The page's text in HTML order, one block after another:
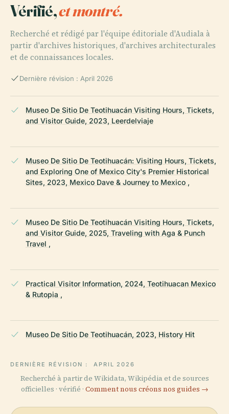
Vérifié,et montré.
Recherché et rédigé par l'équipe éditoriale d'Audiala à
partir d'archives historiques, d'archives architecturales
et de connaissances locales.
Dernière révision : April 2026
Museo De Sitio De Teotihuacán Visiting Hours, Tickets,
and Visitor Guide, 2023, Leerdelviaje
Museo De Sitio De Teotihuacán: Visiting Hours, Tickets,
and Exploring One of Mexico City's Premier Historical
Sites, 2023, Mexico Dave & Journey to Mexico ,
Museo De Sitio De Teotihuacán Visiting Hours, Tickets,
and Visitor Guide, 2025, Traveling with Aga & Punch
Travel ,
Practical Visitor Information, 2024, Teotihuacan Mexico
& Rutopia ,
Museo De Sitio De Teotihuacán, 2023, History Hit
DERNIÈRE RÉVISION : APRIL 2026
Recherché à partir de Wikidata, Wikipédia et de sources
officielles · vérifié · Comment nous créons nos guides →